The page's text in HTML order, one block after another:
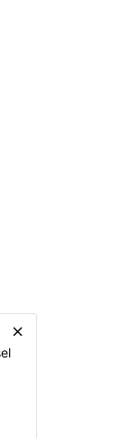
close